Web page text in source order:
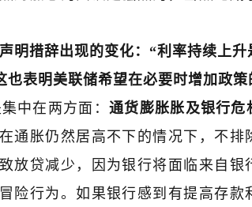
明措辞出现的变化：“利率持续上
表明美联储希望在必要时增加政策
中在两方面： 通货膨胀胀及银行危
通胀仍然居高不下的情况下，不排
放贷减少，因为银行将面临来自银
险行为。如果银行感到有提高存款